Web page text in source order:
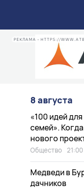
РЕКЛАМА • HTTPS://
8 августа
«100 идей
семей».
нового
Общество 21:00
Медведи в
дачников